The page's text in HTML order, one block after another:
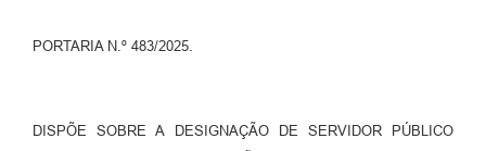
Contas Públicas
Editais
PORTARIA N.º 483/2025.
DISPÕE SOBRE A DESIGNAÇÃO DE SERVIDOR PÚBLICO